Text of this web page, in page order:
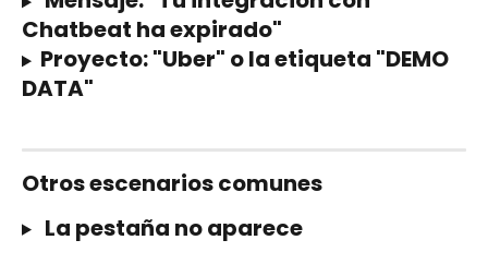
Chatbeat ha expirado"
Proyecto: "Uber" o la etiqueta "DEMO
DATA"
Otros escenarios comunes
La pestaña no aparece